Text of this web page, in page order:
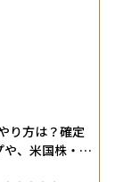
り方は？確定
、米国株・